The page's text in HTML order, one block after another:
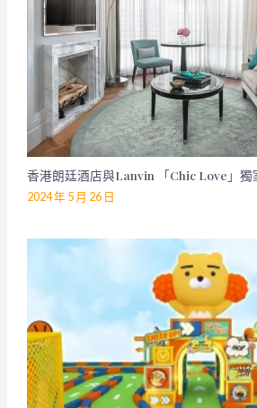
香港朗廷酒店與Lanvin 「Chic Love」獨
2024 年 5 月 26 日